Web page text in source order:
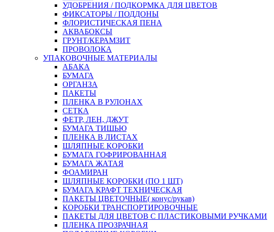
УДОБРЕНИЯ / ПОДКОРМКА ДЛЯ ЦВЕТОВ
ФИКСАТОРЫ / ПОДДОНЫ
ФЛОРИСТИЧЕСКАЯ ПЕНА
АКВАБОКСЫ
ГРУНТ/КЕРАМЗИТ
ПРОВОЛОКА
УПАКОВОЧНЫЕ МАТЕРИАЛЫ
АБАКА
БУМАГА
ОРГАНЗА
ПАКЕТЫ
ПЛЕНКА В РУЛОНАХ
СЕТКА
ФЕТР, ЛЕН, ДЖУТ
БУМАГА ТИШЬЮ
ПЛЕНКА В ЛИСТАХ
ШЛЯПНЫЕ КОРОБКИ
БУМАГА ГОФРИРОВАННАЯ
БУМАГА ЖАТАЯ
ФОАМИРАН
ШЛЯПНЫЕ КОРОБКИ (ПО 1 ШТ)
БУМАГА КРАФТ ТЕХНИЧЕСКАЯ
ПАКЕТЫ ЦВЕТОЧНЫЕ( конус/рукав)
КОРОБКИ ТРАНСПОРТИРОВОЧНЫЕ
ПАКЕТЫ ДЛЯ ЦВЕТОВ С ПЛАСТИКОВЫМИ РУЧКАМИ
ПЛЕНКА ПРОЗРАЧНАЯ